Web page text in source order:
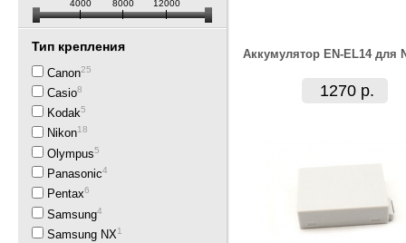
4000 8000 12000
Тип крепления
Canon25
Casio8
Kodak5
Nikon18
Olympus5
Panasonic4
Pentax6
Samsung4
Samsung NX1
Аккумулятор EN-EL14 для
1270 р.